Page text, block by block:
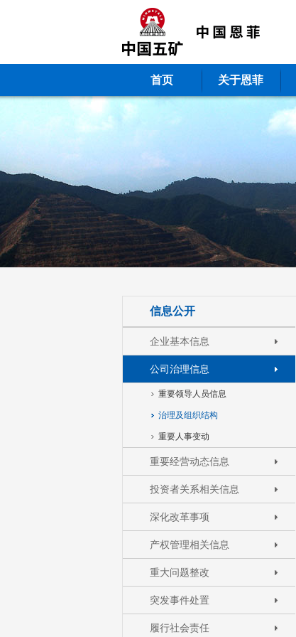
首页 关于恩菲
信息公开
企业基本信息
公司治理信息
重要领导人员信息
治理及组织结构
重要人事变动
重要经营动态信息
投资者关系相关信息
深化改革事项
产权管理相关信息
重大问题整改
突发事件处置
履行社会责任